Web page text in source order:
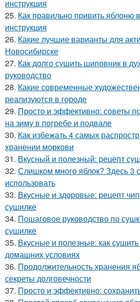
инструкция
25. Как правильно привить яблоню
инструкция
26. Какие лучшие варианты для
Новосибирске
27. Как долго сушить шиповник в
руководство
28. Какие современные
реализуются в городе
29. Просто и эффективно: советы
на зиму в погребе и подвале
30. Как избежать 4 самых
хранении моркови
31. Вкусный и полезный: рецепт
32. Слишком много яблок? Здесь 3
использовать
33. Вкусные и здоровые: рецепт
сушилке
34. Пошаговое руководство по
сушилке
35. Вкусные и полезные: как
домашних условиях
36. Продолжительность хранения
секреты долговечности
37. Просто и эффективно: